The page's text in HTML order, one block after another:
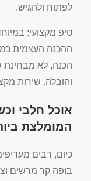
לפתוח ולהגיש.
טיפ מקצועי:
ההכנה העצמית
הכנה, לא מבחינת
והובלה. שירות
אוכל חלבי
המומלצת
כיום, רבים
בופה קר מרשים